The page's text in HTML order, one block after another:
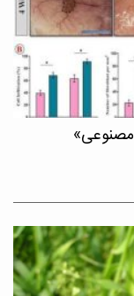
مصنوعی»